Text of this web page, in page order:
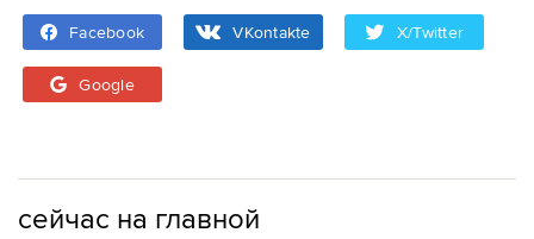
Facebook VKontakte X/Twitter
Google
сейчас на главной